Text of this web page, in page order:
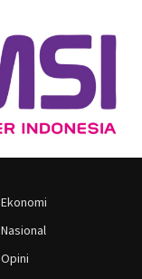
Ekonomi
Nasional
Opini